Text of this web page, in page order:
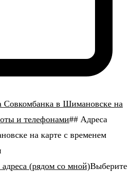
Совкомбанка в Шимановске на
и телефонами## Адреса
на карте с временем
(рядом со мной)Выберите